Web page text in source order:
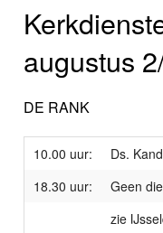
augustus
DE RANK
10.00 uur:
Ds.
18.30 uur:
Geen
zie